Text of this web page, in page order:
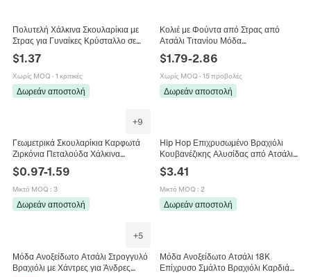
Πολυτελή Χάλκινα Σκουλαρίκια με
Στρας για Γυναίκες Κρύσταλλο σε
Σχήμα Σταγόνας Οβάλ Κοπή
Κοσμήματα Μόδας για Γάμο
$1.37
Χωρίς MOQ · 1 κριτικές
Δωρεάν αποστολή
Κολιέ με Φούντα από Στρας από
Ατσάλι Τιτανίου Μόδα
Επιχρυσωμένο με Ένθετο
Πολύχρωμο Πολύτιμο Λίθο Κολιέ
$1.79-2.86
Χωρίς MOQ · 15 προβολές
Δωρεάν αποστολή
+9
Γεωμετρικά Σκουλαρίκια Καρφωτά
Ζιρκόνια Πεταλούδα Χάλκινα
Επιχρυσωμένα 18K Μικροί Κρίκοι για
Γυναίκες Κοσμήματα
$0.97-1.59
Μικτό MOQ : 3
Δωρεάν αποστολή
Hip Hop Επιχρυσωμένο Βραχιόλι
Κουβανέζικης Αλυσίδας από Ατσάλι
Τιτανίου Με Λαμπερό Ζιρκόνια
Καρδιά Πέτρα Για Unisex
Κοσμήματα Μόδας
$3.41
Μικτό MOQ : 2
Δωρεάν αποστολή
+5
Μόδα Ανοξείδωτο Ατσάλι Στρογγυλό
Βραχιόλι με Χάντρες για Άνδρες
Μόδα Ανοξείδωτο Ατσάλι 18K
Επίχρυσο Σμάλτο Βραχιόλι Καρδιά